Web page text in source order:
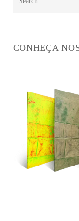
CONHEÇA